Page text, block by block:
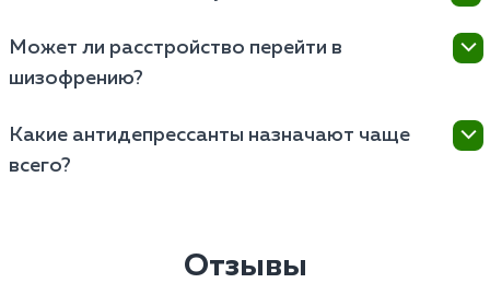
Родители обязательно обучаются техникам
поддержки ребенка дома.
полностью анонимно. Ваши данные надежно
защищены врачебной тайной и ни при каких
реестры ПНД.
Может ли расстройство перейти в
шизофрению?
абсолютно разным патогенезом. Навязчивые мысли
не являются бредом или слуховыми
Какие антидепрессанты назначают чаще
всего?
в психиатрии не существует. Критически важна
Отзывы